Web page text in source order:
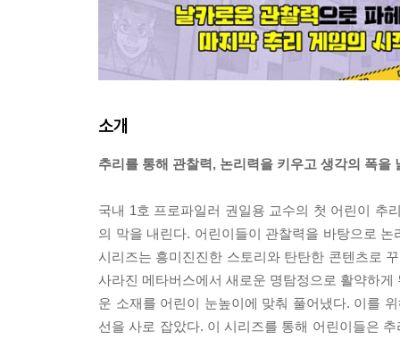
소개
추리를 통해 관찰력, 논리력을 키우고 생각의 폭을
국내 1호 프로파일러 권일용 교수의 첫 어린이 추
의 막을 내린다. 어린이들이 관찰력을 바탕으로
시리즈는 흥미진진한 스토리와 탄탄한 콘텐츠로
사라진 메타버스에서 새로운 명탐정으로 활약하
운 소재를 어린이 눈높이에 맞춰 풀어냈다. 이를
선을 사로 잡았다. 이 시리즈를 통해 어린이들은